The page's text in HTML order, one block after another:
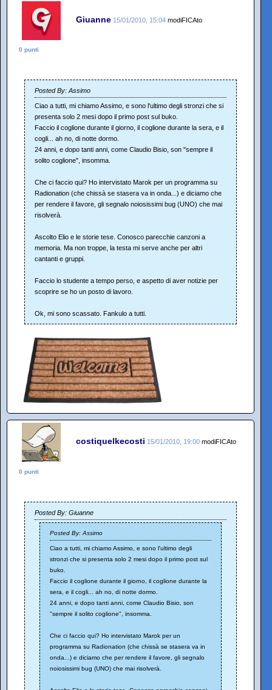
Giuanne 15/01/2010, 15:04 modiFICAto
0 punti
Posted By: Assimo
Ciao a tutti, mi chiamo Assimo, e sono l'ultimo degli stronzi che si
presenta solo 2 mesi dopo il primo post sul buko.
Faccio il coglione durante il giorno, il coglione durante la sera, e il
cogli... ah no, di notte dormo.
24 anni, e dopo tanti anni, come Claudio Bisio, son "sempre il
solito coglione", insomma.
Che ci faccio qui? Ho intervistato Marok per un programma su
Radionation (che chissà se stasera va in onda...) e diciamo che
per rendere il favore, gli segnalo noiosissimi bug (UNO) che mai
risolverà.
Ascolto Elio e le storie tese. Conosco parecchie canzoni a
memoria. Ma non troppe, la testa mi serve anche per altri
cantanti e gruppi.
Faccio lo studente a tempo perso, e aspetto di aver notizie per
scoprire se ho un posto di lavoro.
Ok, mi sono scassato. Fankulo a tutti.
costiquelkecosti 15/01/2010, 19:00 modiFICAto
0 punti
Posted By: Giuanne
Posted By: Assimo
Ciao a tutti, mi chiamo Assimo, e sono l'ultimo degli
stronzi che si presenta solo 2 mesi dopo il primo post sul
buko.
Faccio il coglione durante il giorno, il coglione durante la
sera, e il cogli... ah no, di notte dormo.
24 anni, e dopo tanti anni, come Claudio Bisio, son
"sempre il solito coglione", insomma.
Che ci faccio qui? Ho intervistato Marok per un
programma su Radionation (che chissà se stasera va in
onda...) e diciamo che per rendere il favore, gli segnalo
noiosissimi bug (UNO) che mai risolverà.